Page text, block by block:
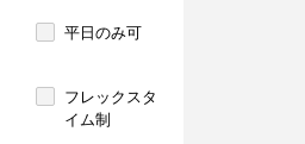
平日のみ可
フレックスタ
イム制